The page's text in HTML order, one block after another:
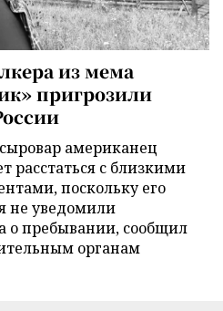
из мема
пригрозили
американец
расстаться с близкими
поскольку его
не уведомили
о пребывании, сообщил
органам